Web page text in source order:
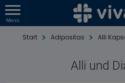
Menü
Start Adipositas Alli
Alli und